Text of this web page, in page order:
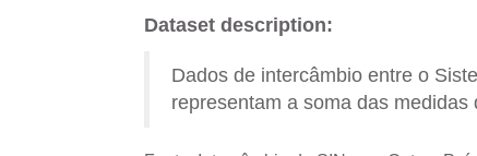
Dataset description:
Dados de intercâmbio entre o
representam a soma das